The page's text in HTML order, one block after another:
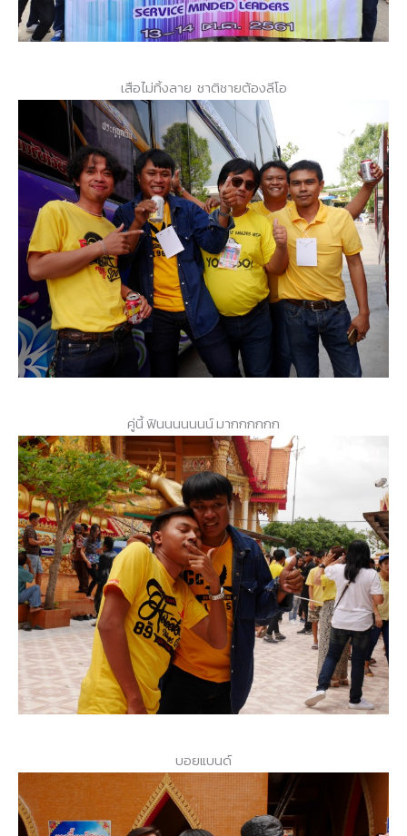
เสือไม่ทิ้งลาย ชาติชายต้องลีโอ
คู่นี้ ฟินนนนนนน์ มากกกกกก
บอยแบนด์